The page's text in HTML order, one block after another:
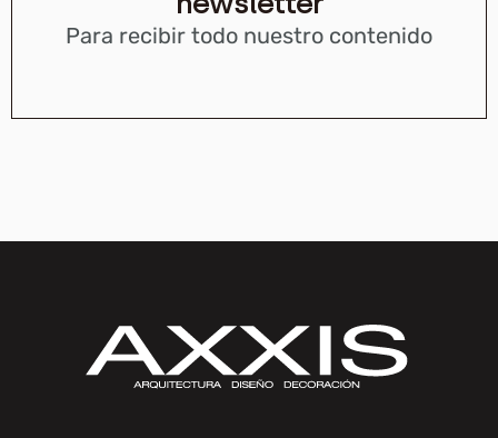
Para recibir todo nuestro contenido